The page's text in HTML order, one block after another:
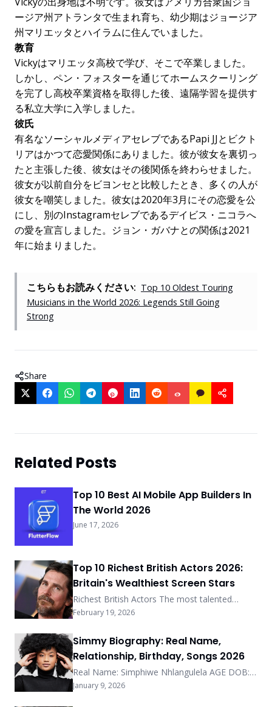
ージア州アトランタで生まれ育ち、幼少期はジョージア
州マリエッタとハイラムに住んでいました。
教育
Vickyはマリエッタ高校で学び、そこで卒業しました。
しかし、ペン・フォスターを通じてホームスクーリング
を完了し高校卒業資格を取得した後、遠隔学習を提供す
る私立大学に入学しました。
彼氏
有名なソーシャルメディアセレブであるPapi JJとビクト
リアはかつて恋愛関係にありました。彼が彼女を裏切っ
たと主張した後、彼女はその後関係を終わらせました。
彼女が以前自分をビヨンセと比較したとき、多くの人が
彼女を嘲笑しました。彼女は2020年3月にその恋愛を公
にし、別のInstagramセレブであるデイビス・ニコラへ
の愛を宣言しました。ジョン・ガバナとの関係は2021
年に始まりました。
こちらもお読みください: Top 10 Oldest Touring
Musicians in the World 2026: Legends Still Going
Strong
Share
Related Posts
Top 10 Best AI Mobile App Builders In
The World 2026
June 17, 2026
Top 10 Richest British Actors 2026:
Britain's Wealthiest Screen Stars
Richest British Actors The most talented
actors from Great Britain will be discussed.
because they are so talented. It might be
challenging to identify which British accent is
being used in a film. They are the highest paid
British actors because of their acting prowess
and ability […] More
February 19, 2026
Simmy Biography: Real Name,
Relationship, Birthday, Songs 2026
Real Name: Simphiwe Nhlangulela AGE DOB:
1993 Profession: Music About Simmy is a
January 9, 2026